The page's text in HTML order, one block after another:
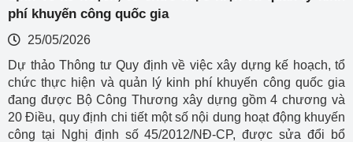
phí khuyến công quốc gia
25/05/2026
Dự thảo Thông tư Quy định về việc xây dựng kế hoạch, tổ
chức thực hiện và quản lý kinh phí khuyến công quốc gia
đang được Bộ Công Thương xây dựng gồm 4 chương và
20 Điều, quy định chi tiết một số nội dung hoạt động khuyến
công tại Nghị định số 45/2012/NĐ-CP, được sửa đổi bổ